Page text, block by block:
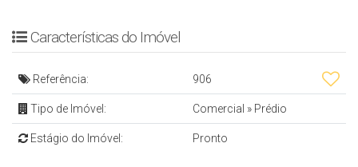
Características do Imóvel
Referência: 906
Tipo de Imóvel: Comercial » Prédio
Estágio do Imóvel: Pronto